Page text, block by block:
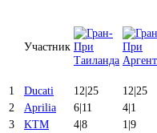
Участник
1 Ducati 12|25 12|25
2
Aprilia 6|11 4|1
3
KTM 4|8 1|9